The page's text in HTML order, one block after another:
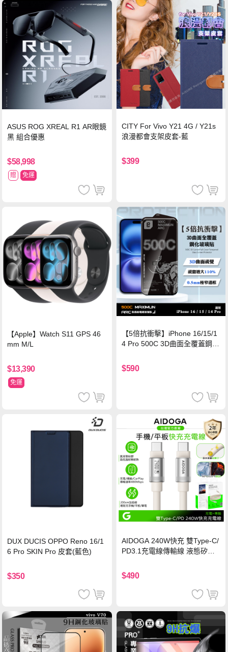
ASUS ROG XREAL R1 AR眼鏡
黑 組合優惠
$58,998
贈 免運
CITY For Vivo Y21 4G / Y21s
浪漫都會支架皮套-藍
$399
【Apple】Watch S11 GPS 46
mm M/L
$13,390
免運
【5倍抗衝擊】iPhone 16/15/1
4 Pro 500C 3D曲面全覆蓋鋼化
保護貼
$590
DUX DUCIS OPPO Reno 16/1
6 Pro SKIN Pro 皮套(藍色)
$350
AIDOGA 240W快充 雙Type-C/
PD3.1充電線傳輸線 液態矽膠
機/平板/筆電
$490